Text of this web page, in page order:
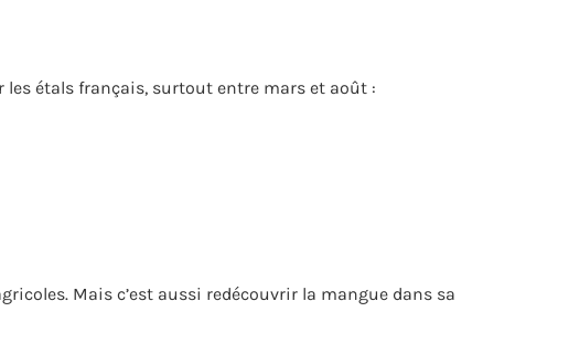
étals français, surtout entre mars et août :
Mais c’est aussi redécouvrir la mangue dans sa